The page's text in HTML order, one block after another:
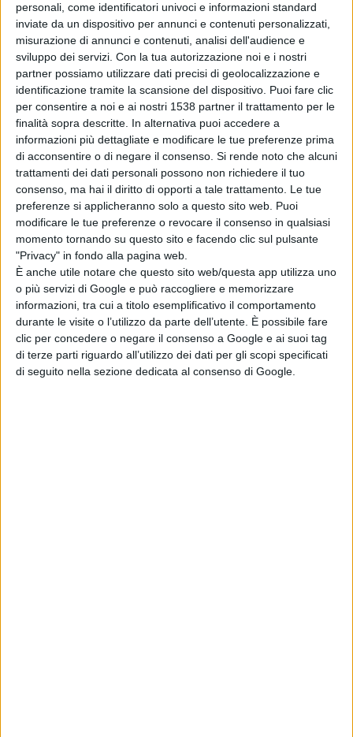
personali, come identificatori univoci e informazioni standard
inviate da un dispositivo per annunci e contenuti personalizzati,
misurazione di annunci e contenuti, analisi dell'audience e
sviluppo dei servizi. Con la tua autorizzazione noi e i nostri
partner possiamo utilizzare dati precisi di geolocalizzazione e
identificazione tramite la scansione del dispositivo. Puoi fare clic
per consentire a noi e ai nostri 1538 partner il trattamento per le
finalità sopra descritte. In alternativa puoi accedere a
informazioni più dettagliate e modificare le tue preferenze prima
di acconsentire o di negare il consenso. Si rende noto che alcuni
trattamenti dei dati personali possono non richiedere il tuo
consenso, ma hai il diritto di opporti a tale trattamento. Le tue
preferenze si applicheranno solo a questo sito web. Puoi
modificare le tue preferenze o revocare il consenso in qualsiasi
momento tornando su questo sito e facendo clic sul pulsante
"Privacy" in fondo alla pagina web.
È anche utile notare che questo sito web/questa app utilizza uno
o più servizi di Google e può raccogliere e memorizzare
informazioni, tra cui a titolo esemplificativo il comportamento
durante le visite o l’utilizzo da parte dell’utente. È possibile fare
clic per concedere o negare il consenso a Google e ai suoi tag
di terze parti riguardo all’utilizzo dei dati per gli scopi specificati
di seguito nella sezione dedicata al consenso di Google.
ATTUALITÀ
Un anno fa la tragedia di Rigopiano: il
ricordo a Penne e a Farindola